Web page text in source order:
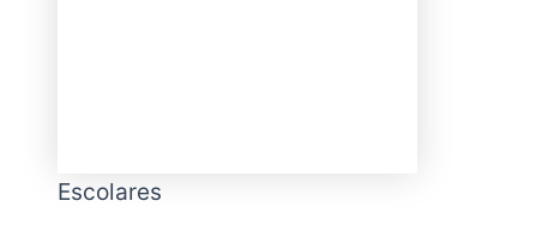
Escolares